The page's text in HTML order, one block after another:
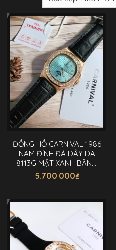
ĐỒNG HỒ CARNIVAL 1986
NAM ĐÍNH ĐÁ DÂY DA
8113G MẶT XANH BĂNG
40MM
5.700.000₫